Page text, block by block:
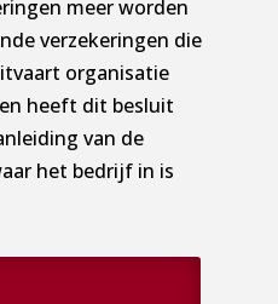
meer worden
verzekeringen die
organisatie
heeft dit besluit
van de
het bedrijf in is